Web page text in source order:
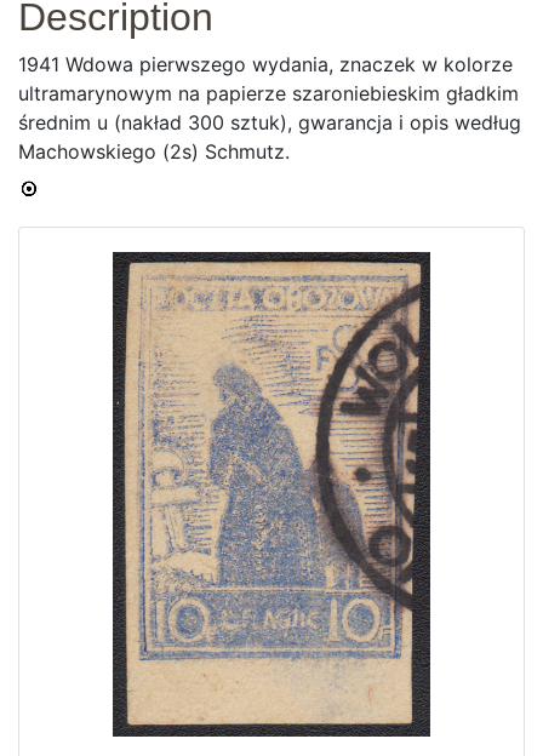
Home page
Current auction
Recent result
Regulation
Description
1941 Wdowa pierwszego wydania, znaczek w kolorze
ultramarynowym na papierze szaroniebieskim gładkim
średnim u (nakład 300 sztuk), gwarancja i opis według
Machowskiego (2s) Schmutz.